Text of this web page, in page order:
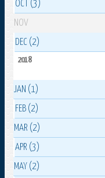
OCT (3)
NOV
DEC (2)
2018
JAN (1)
FEB (2)
MAR (2)
APR (3)
MAY (2)